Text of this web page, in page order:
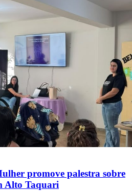
promove palestra sobre
Alto Taquari